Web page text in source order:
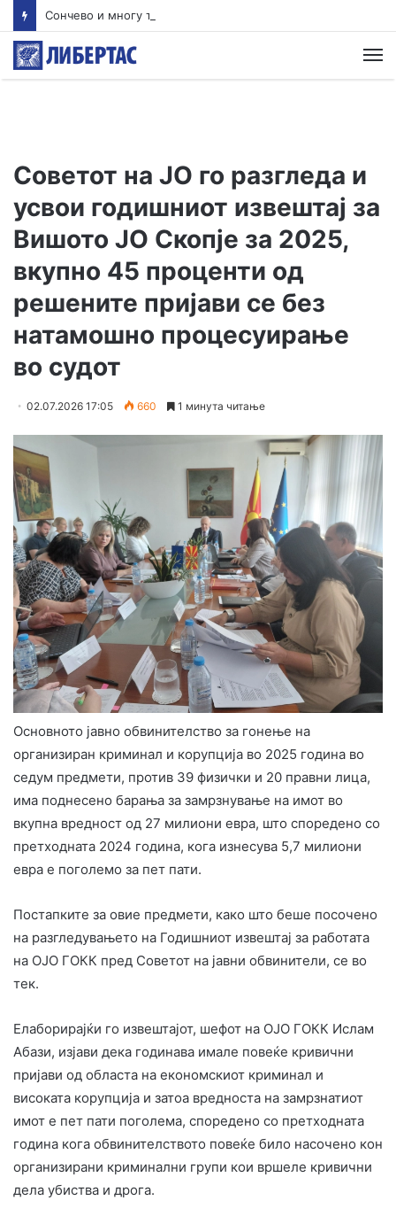
Советот на ЈО го разгледа и
усвои годишниот извештај за
Вишото ЈО Скопје за 2025,
вкупно 45 проценти од
решените пријави се без
натамошно процесуирање
во судот
02.07.2026 17:05 660 1 минута читање
Основното јавно обвинителство за гонење на
организиран криминал и корупција во 2025 година во
седум предмети, против 39 физички и 20 правни лица,
има поднесено барања за замрзнување на имот во
вкупна вредност од 27 милиони евра, што споредено со
претходната 2024 година, кога изнесува 5,7 милиони
евра е поголемо за пет пати.
Постапките за овие предмети, како што беше посочено
на разгледувањето на Годишниот извештај за работата
на ОЈО ГОКК пред Советот на јавни обвинители, се во
тек.
Елаборирајќи го извештајот, шефот на ОЈО ГОКК Ислам
Абази, изјави дека годинава имале повеќе кривични
пријави од областа на економскиот криминал и
високата корупција и затоа вредноста на замрзнатиот
имот е пет пати поголема, споредено со претходната
година кога обвинителството повеќе било насочено кон
организирани криминални групи кои вршеле кривични
дела убиства и дрога.